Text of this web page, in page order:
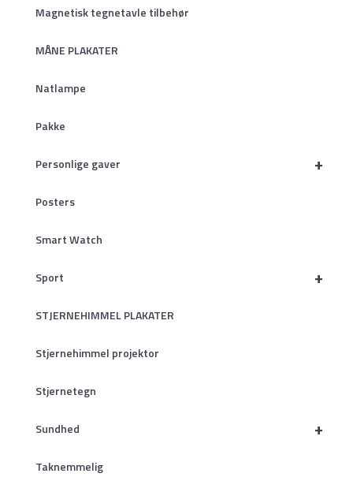
Magnetisk tegnetavle tilbehør
MÅNE PLAKATER
Natlampe
Pakke
+
Personlige gaver
Posters
Smart Watch
+
Sport
STJERNEHIMMEL PLAKATER
Stjernehimmel projektor
Stjernetegn
+
Sundhed
Taknemmelig